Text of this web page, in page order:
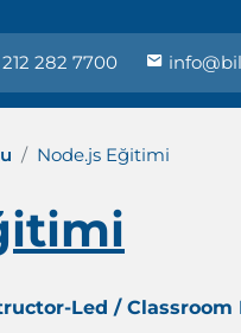
282 7700
Node.js Eğitimi
Led / Classroom